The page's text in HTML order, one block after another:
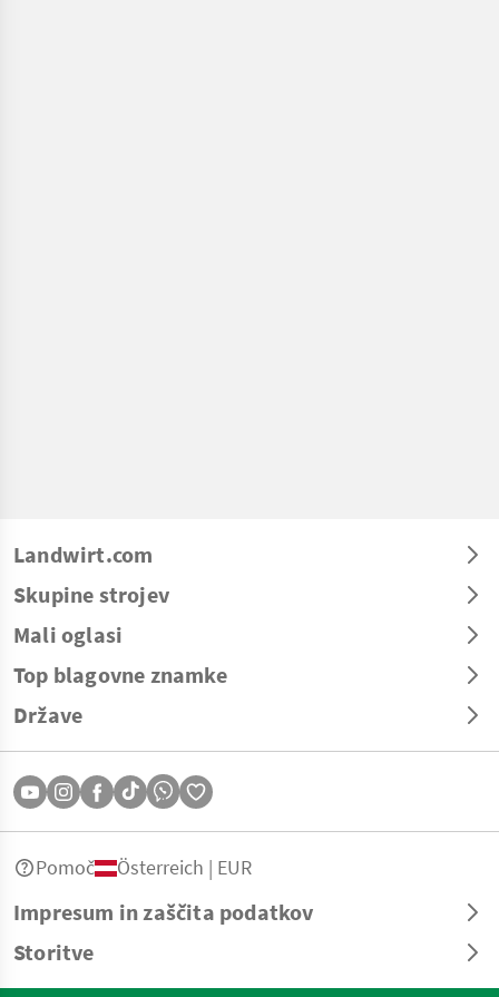
Landwirt.com
Skupine strojev
Mali oglasi
Top blagovne znamke
Države
Impresum in zaščita podatkov
Storitve
Pomoč Österreich | EUR